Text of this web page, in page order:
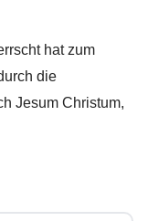
hat zum
die
Jesum Christum,